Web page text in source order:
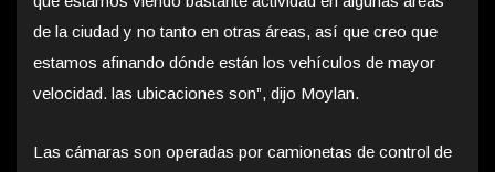
de la ciudad y no tanto en otras áreas, así que creo que
estamos afinando dónde están los vehículos de mayor
velocidad. las ubicaciones son”, dijo Moylan.
Las cámaras son operadas por camionetas de control de